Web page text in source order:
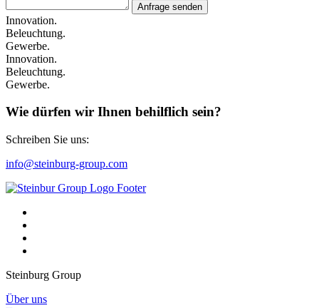
Anfrage senden
Innovation.
Beleuchtung.
Gewerbe.
Innovation.
Beleuchtung.
Gewerbe.
Wie dürfen wir Ihnen behilflich sein?
Schreiben Sie uns:
info@steinburg-group.com
Steinburg Group
Über uns